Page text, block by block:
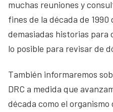
muchas reuniones y
fines de la década de
demasiadas historias
lo posible para revisar de
También informaremos
DRC a medida que
década como el organismo